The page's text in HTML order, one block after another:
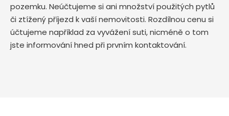
pozemku. Neúčtujeme si ani množství použitých pytlů
či ztížený příjezd k vaší nemovitosti. Rozdílnou cenu si
účtujeme například za vyvážení suti, nicméně o tom
jste informování hned při prvním kontaktování.